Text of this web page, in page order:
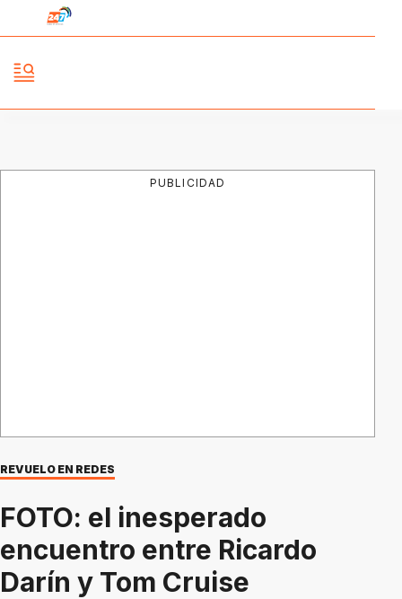
PUBLICIDAD
REVUELO EN REDES
FOTO: el inesperado
encuentro entre Ricardo
Darín y Tom Cruise